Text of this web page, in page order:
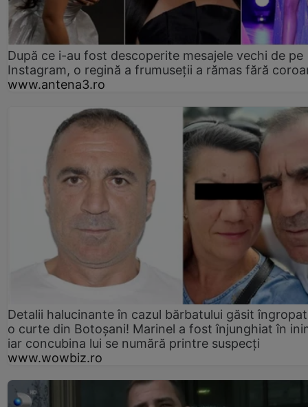
După ce i-au fost descoperite mesajele vechi de pe
Instagram, o regină a frumuseții a rămas fără
www.antena3.ro
Detalii halucinante în cazul bărbatului găsit
o curte din Botoșani! Marinel a fost înjunghiat în
iar concubina lui se numără printre suspecți
www.wowbiz.ro